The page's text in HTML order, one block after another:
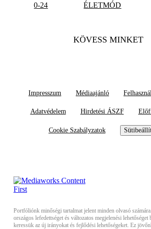
0-24 ÉLETMÓD
KÖVESS MINKET
Impresszum Médiaajánló
Adatvédelem Hirdetési ÁSZF
Cookie Szabályzatok
Portfóliónk minőségi tartalmat jelent minden olvasó
országos lefedettséget és változatos megjelenési
keressük az új irányokat és fejlődési lehetőségeket. Ez